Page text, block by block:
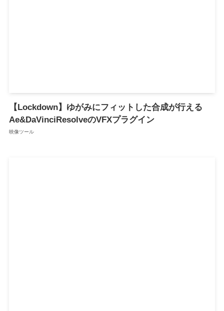
【Lockdown】ゆがみにフィットした合成が行える
Ae&DaVinciResolveのVFXプラグイン
映像ツール